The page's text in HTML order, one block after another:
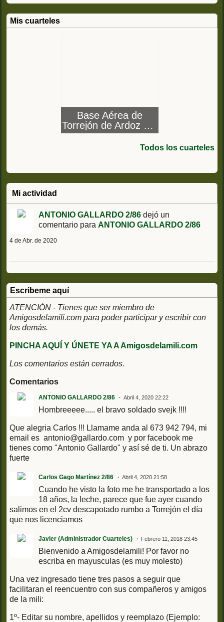
Mis cuarteles
Base Aérea de
Torrejón de Ardoz Ala
12
Todos los cuarteles
Mi actividad
ANTONIO GALLARDO 2/86 dejó un
comentario para ANTONIO GALLARDO 2/86
4 de Abr. de 2020
Escribeme aquí
ATENCIÓN - Tienes que ser miembro de
Amigosdelamili.com para poder participar y escribir con
los demás.
PINCHA AQUÍ Y ÚNETE YA A Amigosdelamili.com
Los comentarios están cerrados.
Comentarios
ANTONIO GALLARDO 2/86 Abril 4, 2020 22:22
Hombreeeee..... el bravo soldado svejk !!!!
Que alegria Carlos !!! Llamame anda al 673 942 794, mi
email es antonio@gallardo.com y por facebook me
tienes como "Antonio Gallardo" y así sé de ti. Un abrazo
fuerte
Carlos Gago Martínez 2/86 Abril 4, 2020 21:58
Cuando he visto la foto me he transportado a los
18 años, la leche, parece que fue ayer cuando
salimos en el 2cv descapotado rumbo a Torrejón el día
que nos licenciamos
Javier (Administrador Cuarteles) Febrero 11, 2018 23:45
Bienvenido a Amigosdelamili! Por favor no
escriba en mayusculas (es muy molesto)
Una vez ingresado tiene tres pasos a seguir que
facilitaran el reencuentro con sus compañeros y amigos
de la mili:
1º- Editar su nombre, apellidos y reemplazo (Ejemplo: